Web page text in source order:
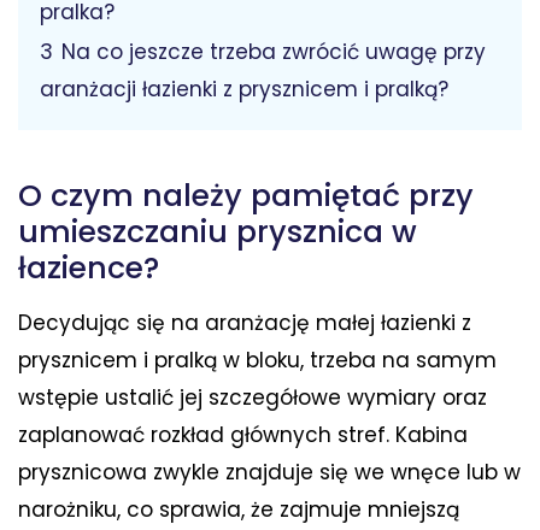
pralka?
3 Na co jeszcze trzeba zwrócić uwagę przy
aranżacji łazienki z prysznicem i pralką?
O czym należy pamiętać przy
umieszczaniu prysznica w
łazience?
Decydując się na aranżację małej łazienki z
prysznicem i pralką w bloku, trzeba na samym
wstępie ustalić jej szczegółowe wymiary oraz
zaplanować rozkład głównych stref. Kabina
prysznicowa zwykle znajduje się we wnęce lub w
narożniku, co sprawia, że zajmuje mniejszą